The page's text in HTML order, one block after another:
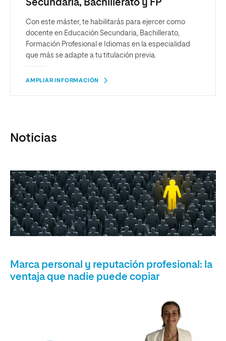
Secundaria, Bachillerato y FP
Con este máster, te habilitarás para ejercer como
docente en Educación Secundaria, Bachillerato,
Formación Profesional e Idiomas en la especialidad
que más se adapte a tu titulación previa.
AMPLIAR INFORMACIÓN
Noticias
Marca personal y reputación profesional: la
ventaja que nadie puede copiar